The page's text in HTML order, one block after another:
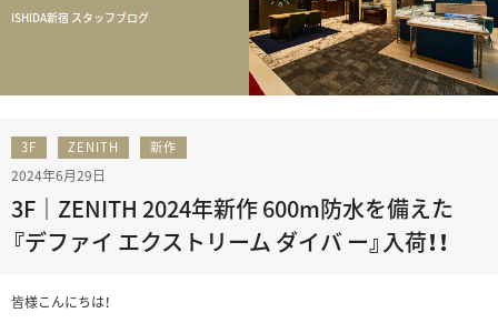
ISHIDA新宿 スタッフブログ
3F ZENITH 新作
2024年6月29日
3F｜ZENITH 2024年新作 600m防水を備えた
『デファイ エクストリーム ダイバ ー』入荷！！
皆様こんにちは！